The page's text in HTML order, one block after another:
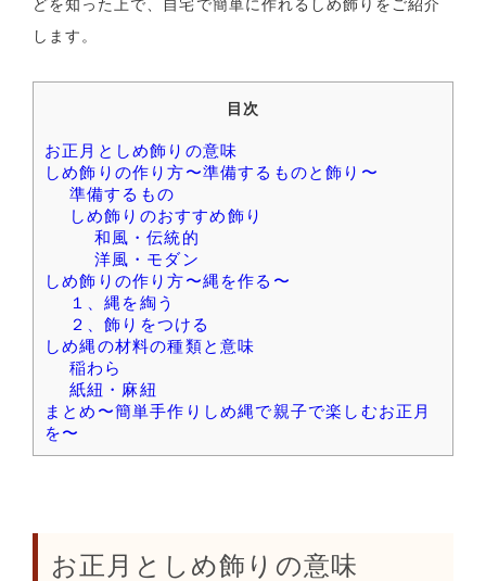
どを知った上で、自宅で簡単に作れるしめ飾りをご紹介
します。
目次
お正月としめ飾りの意味
しめ飾りの作り方〜準備するものと飾り〜
準備するもの
しめ飾りのおすすめ飾り
和風・伝統的
洋風・モダン
しめ飾りの作り方〜縄を作る〜
１、縄を綯う
２、飾りをつける
しめ縄の材料の種類と意味
稲わら
紙紐・麻紐
まとめ〜簡単手作りしめ縄で親子で楽しむお正月
を〜
お正月としめ飾りの意味